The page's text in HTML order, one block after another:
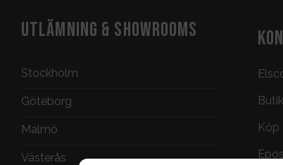
UTLÄMNING & SHOWROOMS
Stockholm
Göteborg
Malmö
Västerås
Köp